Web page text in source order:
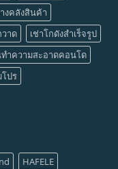
งคลังสินค้า
วาด
เช่าโกดังสำเร็จรูป
ำความสะอาดคอนโด
ปร
HAFELE